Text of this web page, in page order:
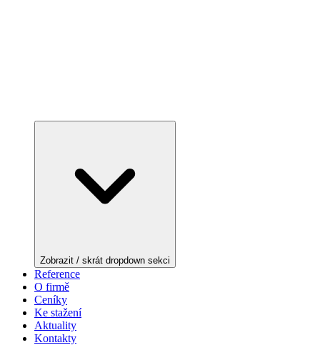
Zobrazit / skrát dropdown sekci
Reference
O firmě
Ceníky
Ke stažení
Aktuality
Kontakty